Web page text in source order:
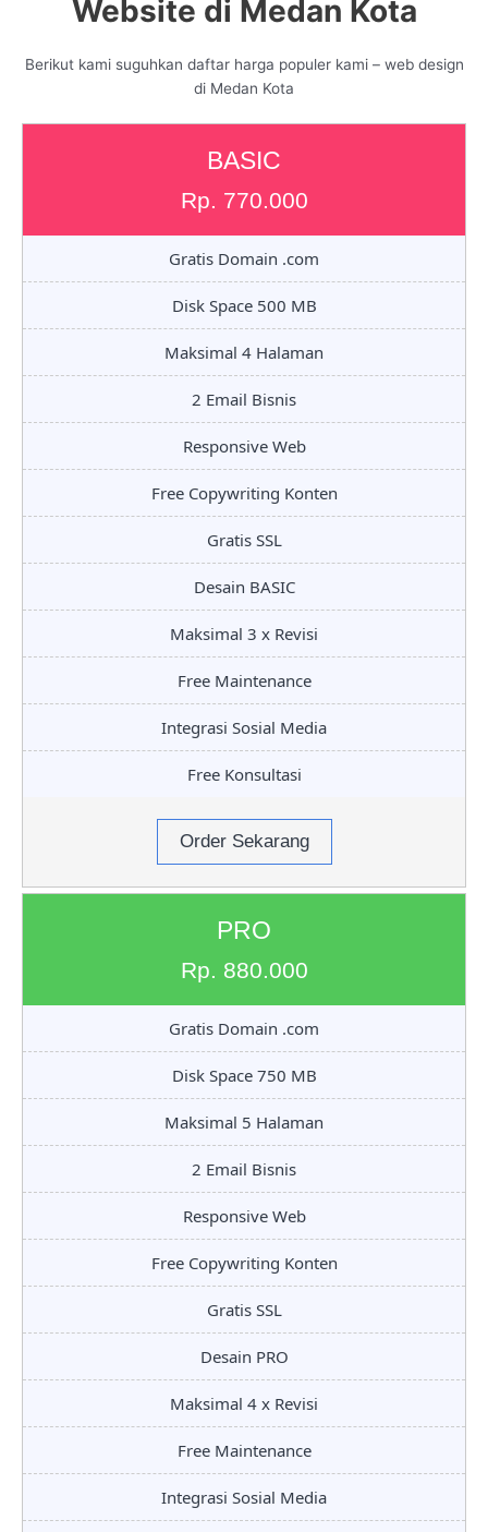
Website di Medan Kota
Berikut kami suguhkan daftar harga populer kami – web design
di Medan Kota
BASIC
Rp. 770.000
Gratis Domain .com
Disk Space 500 MB
Maksimal 4 Halaman
2 Email Bisnis
Responsive Web
Free Copywriting Konten
Gratis SSL
Desain BASIC
Maksimal 3 x Revisi
Free Maintenance
Integrasi Sosial Media
Free Konsultasi
Order Sekarang
PRO
Rp. 880.000
Gratis Domain .com
Disk Space 750 MB
Maksimal 5 Halaman
2 Email Bisnis
Responsive Web
Free Copywriting Konten
Gratis SSL
Desain PRO
Maksimal 4 x Revisi
Free Maintenance
Integrasi Sosial Media